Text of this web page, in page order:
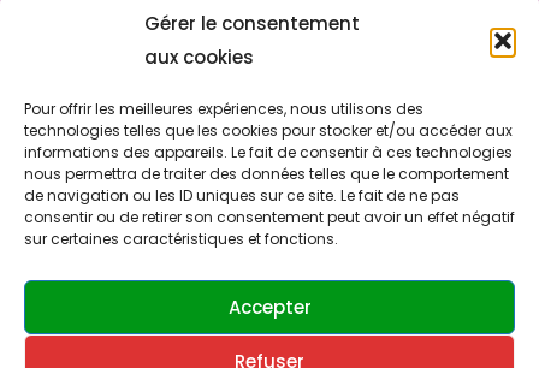
Gérer le consentement
aux cookies
Pour offrir les meilleures expériences, nous utilisons des
technologies telles que les cookies pour stocker et/ou accéder aux
informations des appareils. Le fait de consentir à ces technologies
nous permettra de traiter des données telles que le comportement
de navigation ou les ID uniques sur ce site. Le fait de ne pas
consentir ou de retirer son consentement peut avoir un effet négatif
sur certaines caractéristiques et fonctions.
Accepter
Refuser
de la Chambre des associations (CDA)
94100 SAINT-MAUR-DES-FOSSES
Design & Développement par